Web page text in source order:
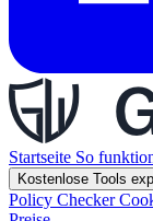
Startseite So
Kostenlose Tools
Policy Checker